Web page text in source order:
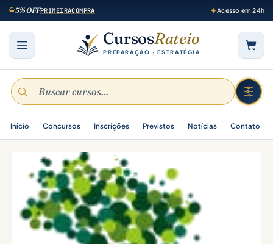
5% OFFPRIMEIRACOMPRA Acesso em 24h
CursosRateio
PREPARAÇÃO · ESTRATÉGIA
Início Concursos Inscrições Previstos Notícias Contato